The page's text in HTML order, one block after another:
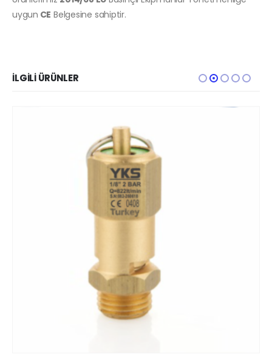
uygun CE Belgesine sahiptir.
İLGILI ÜRÜNLER